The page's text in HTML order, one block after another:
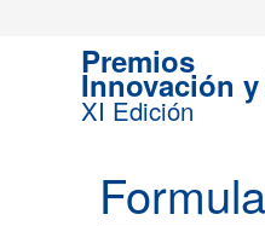
Premios
Innovación
XI Edición